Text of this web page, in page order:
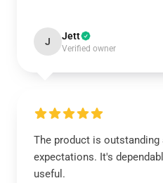
J Jett
Verified owner
The product is outstanding
expectations. It's
useful.